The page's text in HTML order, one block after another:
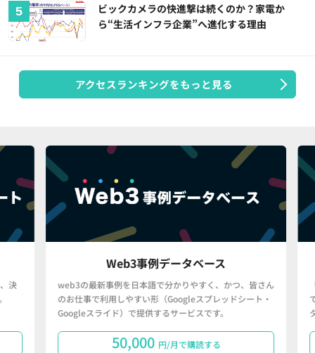
ビックカメラの快進撃は続くのか？家電か
ら“生活インフラ企業”へ進化する理由
アクセスランキングをもっと見る
Web3事例データベース
web3の最新事例を日本語で分かりやすく、かつ、皆さん
のお仕事で利用しやすい形（Googleスプレッドシート・
Googleスライド）で提供するサービスです。
50,000 円/月で購読する